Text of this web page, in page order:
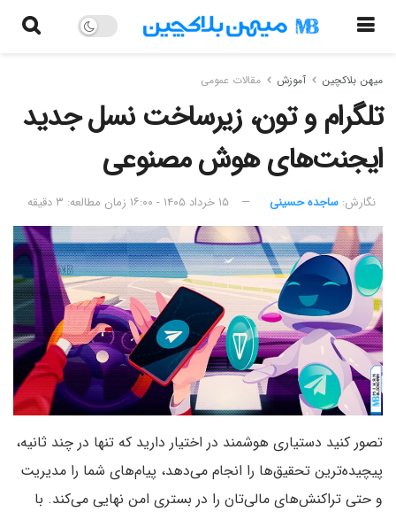
میهن بلاکچین آموزش مقالات عمومی
تلگرام و تون، زیرساخت نسل جدید
ایجنت‌های هوش مصنوعی
نگارش:‌ ساجده حسینی ۱۵ خرداد ۱۴۰۵ - ۱۶:۰۰ زمان مطالعه: ۳ دقیقه
تصور کنید دستیاری هوشمند در اختیار دارید که تنها در چند ثانیه،
پیچیده‌ترین تحقیق‌ها را انجام می‌دهد، پیام‌های شما را مدیریت
و حتی تراکنش‌های مالی‌تان را در بستری امن نهایی می‌کند. با